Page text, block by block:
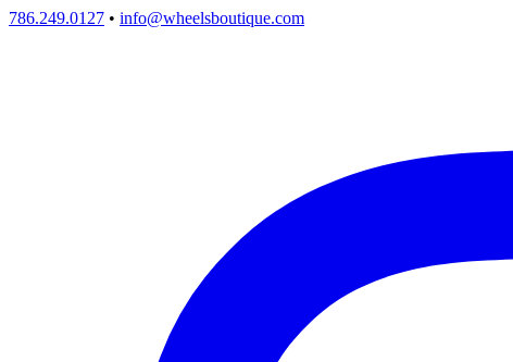
786.249.0127 • info@wheelsboutique.com